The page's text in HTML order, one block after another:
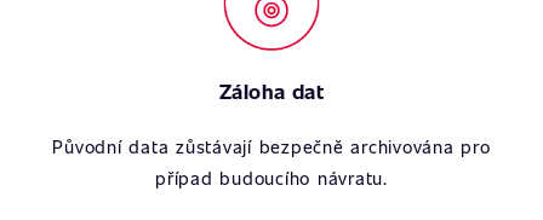
Záloha dat
Původní data zůstávají bezpečně archivována pro
případ budoucího návratu.